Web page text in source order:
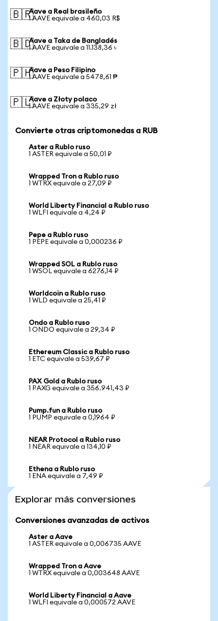
🇧🇷Aave a Real brasileño
1 AAVE equivale a 460,03 R$
🇧🇩Aave a Taka de Bangladés
1 AAVE equivale a 11.138,36 ৳
🇵🇭Aave a Peso Filipino
1 AAVE equivale a 5478,61 ₱
🇵🇱Aave a Złoty polaco
1 AAVE equivale a 335,29 zł
Convierte otras criptomonedas a RUB
Aster a Rublo ruso
1 ASTER equivale a 50,01 ₽
Wrapped Tron a Rublo ruso
1 WTRX equivale a 27,09 ₽
World Liberty Financial a Rublo ruso
1 WLFI equivale a 4,24 ₽
Pepe a Rublo ruso
1 PEPE equivale a 0,000236 ₽
Wrapped SOL a Rublo ruso
1 WSOL equivale a 6276,14 ₽
Worldcoin a Rublo ruso
1 WLD equivale a 25,41 ₽
Ondo a Rublo ruso
1 ONDO equivale a 29,34 ₽
Ethereum Classic a Rublo ruso
1 ETC equivale a 539,67 ₽
PAX Gold a Rublo ruso
1 PAXG equivale a 356.941,43 ₽
Pump.fun a Rublo ruso
1 PUMP equivale a 0,1964 ₽
NEAR Protocol a Rublo ruso
1 NEAR equivale a 134,10 ₽
Ethena a Rublo ruso
1 ENA equivale a 7,49 ₽
Explorar más conversiones
Conversiones avanzadas de activos
Aster a Aave
1 ASTER equivale a 0,006735 AAVE
Wrapped Tron a Aave
1 WTRX equivale a 0,003648 AAVE
World Liberty Financial a Aave
1 WLFI equivale a 0,000572 AAVE